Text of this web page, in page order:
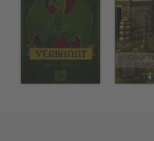
zugänglich gemacht und ist
etlicher erfolgreicher
Familie in der Nähe von
Ausblenden